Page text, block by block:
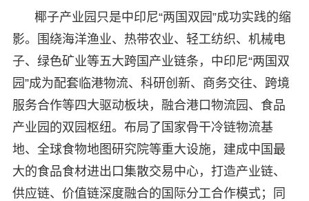
椰子产业园只是中印尼“两国双园”成功实践的缩
影。围绕海洋渔业、热带农业、轻工纺织、机械电
子、绿色矿业等五大跨国产业链条，中印尼“两国双
园”成为配套临港物流、科研创新、商务交往、跨境
服务合作等四大驱动板块，融合港口物流园、食品
产业园的双园枢纽。布局了国家骨干冷链物流基
地、全球食物地图研究院等重大设施，建成中国最
大的食品食材进出口集散交易中心，打造产业链、
供应链、价值链深度融合的国际分工合作模式；同